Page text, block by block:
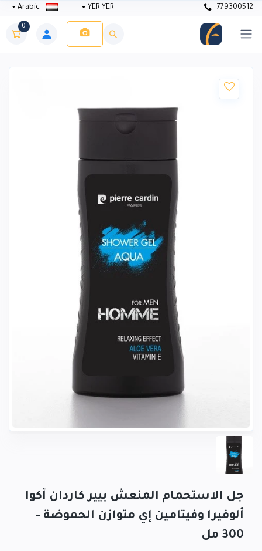
779300512
YER YER
0
جل الاستحمام المنعش بيير كاردان أكوا
ألوفيرا وفيتامين إي متوازن الحموضة -
300 مل